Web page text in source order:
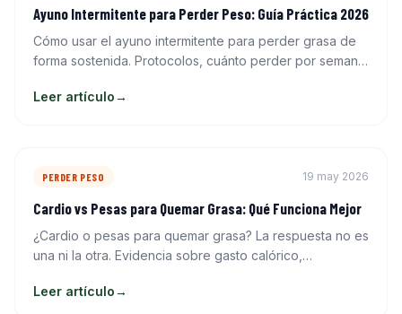
Ayuno Intermitente para Perder Peso: Guía Práctica 2026
Cómo usar el ayuno intermitente para perder grasa de
forma sostenida. Protocolos, cuánto perder por semana,
resultados.
Leer artículo→
PERDER PESO 19 may 2026
Cardio vs Pesas para Quemar Grasa: Qué Funciona Mejor
¿Cardio o pesas para quemar grasa? La respuesta no es
una ni la otra. Evidencia sobre gasto calórico,
mejores resultados.
Leer artículo→